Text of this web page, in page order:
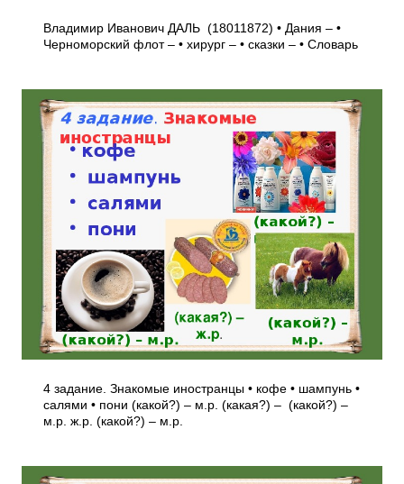
Владимир Иванович ДАЛЬ (1801­1872) • Дания – •
Черноморский флот – • хирург – • сказки – • Словарь
4 задание. Знакомые иностранцы • кофе • шампунь •
салями • пони (какой?) – м.р. (какая?) – (какой?) –
м.р. ж.р. (какой?) – м.р.